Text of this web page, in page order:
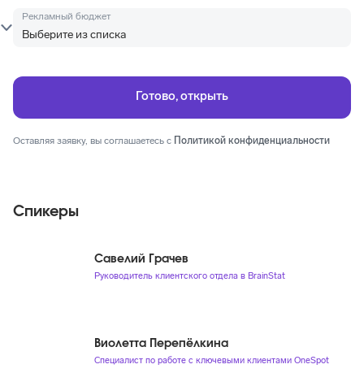
Рекламный бюджет
Оставляя заявку, вы соглашаетесь с Политикой конфиденциальности
Спикеры
Савелий Грачев
Руководитель клиентского отдела в BrainStat
Виолетта Перепёлкина
Специалист по работе с ключевыми клиентами OneSpot